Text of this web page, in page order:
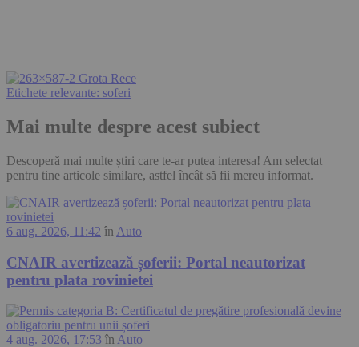
Etichete relevante: soferi
Mai multe despre acest subiect
Descoperă mai multe știri care te-ar putea interesa! Am selectat
pentru tine articole similare, astfel încât să fii mereu informat.
6 aug. 2026, 11:42 în Auto
CNAIR avertizează șoferii: Portal neautorizat
pentru plata rovinietei
4 aug. 2026, 17:53 în Auto